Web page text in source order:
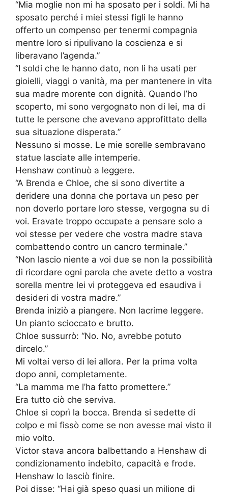
“Mia moglie non mi ha sposato per i soldi. Mi ha
sposato perché i miei stessi figli le hanno
offerto un compenso per tenermi compagnia
mentre loro si ripulivano la coscienza e si
liberavano l’agenda.”
“I soldi che le hanno dato, non li ha usati per
gioielli, viaggi o vanità, ma per mantenere in vita
sua madre morente con dignità. Quando l’ho
scoperto, mi sono vergognato non di lei, ma di
tutte le persone che avevano approfittato della
sua situazione disperata.”
Nessuno si mosse. Le mie sorelle sembravano
statue lasciate alle intemperie.
Henshaw continuò a leggere.
“A Brenda e Chloe, che si sono divertite a
deridere una donna che portava un peso per
non doverlo portare loro stesse, vergogna su di
voi. Eravate troppo occupate a pensare solo a
voi stesse per vedere che vostra madre stava
combattendo contro un cancro terminale.”
“Non lascio niente a voi due se non la possibilità
di ricordare ogni parola che avete detto a vostra
sorella mentre lei vi proteggeva ed esaudiva i
desideri di vostra madre.”
Brenda iniziò a piangere. Non lacrime leggere.
Un pianto scioccato e brutto.
Chloe sussurrò: “No. No, avrebbe potuto
dircelo.”
Mi voltai verso di lei allora. Per la prima volta
dopo anni, completamente.
“La mamma me l’ha fatto promettere.”
Era tutto ciò che serviva.
Chloe si coprì la bocca. Brenda si sedette di
colpo e mi fissò come se non avesse mai visto il
mio volto.
Victor stava ancora balbettando a Henshaw di
condizionamento indebito, capacità e frode.
Henshaw lo lasciò finire.
Poi disse: “Hai già speso quasi un milione di